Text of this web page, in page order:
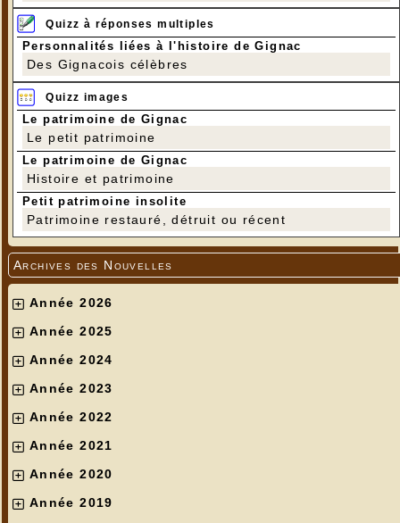
Quizz à réponses multiples
Personnalités liées à l'histoire de Gignac
Des Gignacois célèbres
Quizz images
Le patrimoine de Gignac
Le petit patrimoine
Le patrimoine de Gignac
Histoire et patrimoine
Petit patrimoine insolite
Patrimoine restauré, détruit ou récent
Archives des Nouvelles
Année 2026
Année 2025
Année 2024
Année 2023
Année 2022
Année 2021
Année 2020
Année 2019